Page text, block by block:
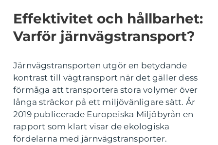
Effektivitet och hållbarhet:
Varför järnvägstransport?
Järnvägstransporten utgör en betydande
kontrast till vägtransport när det gäller dess
förmåga att transportera stora volymer över
långa sträckor på ett miljövänligare sätt. År
2019 publicerade Europeiska Miljöbyrån en
rapport som klart visar de ekologiska
fördelarna med järnvägstransporter.